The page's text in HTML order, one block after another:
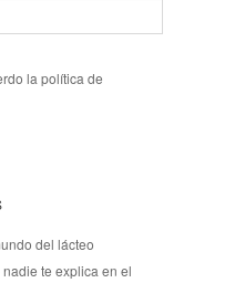
la política de
del lácteo
te explica en el